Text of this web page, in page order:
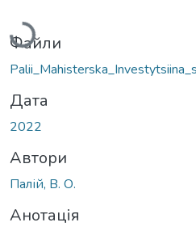
Файли
Дата
2022
Автори
Палій, В. О.
Анотація